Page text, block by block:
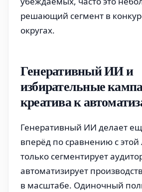
решающий сегмент в
округах.
Генеративный ИИ и
избирательные
креатива к
Генеративный ИИ делает
вперёд по сравнению с этой
только сегментирует
автоматизирует
в масштабе. Одиночный